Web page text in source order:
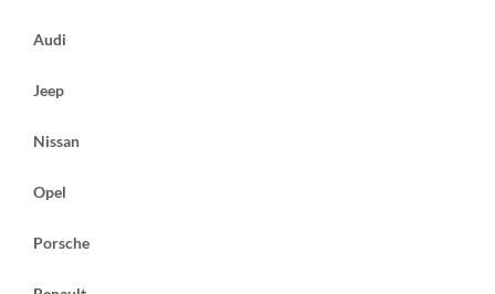
Audi
Jeep
Nissan
Opel
Porsche